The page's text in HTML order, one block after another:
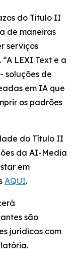
do Título II
de maneiras
serviços
LEXI Text e a
soluções de
em IA que
os padrões
do Título II
da AI-Media
em
AQUI.
são
jurídicas com